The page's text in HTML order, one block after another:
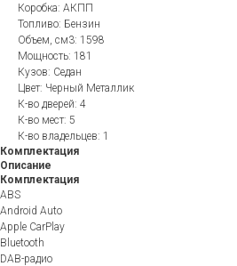
Коробка: АКПП
Топливо: Бензин
Объем, см3: 1598
Мощность: 181
Кузов: Седан
Цвет: Черный Металлик
К-во дверей: 4
К-во мест: 5
К-во владельцев: 1
Комплектация
Описание
Комплектация
ABS
Android Auto
Apple CarPlay
Bluetooth
DAB-радио